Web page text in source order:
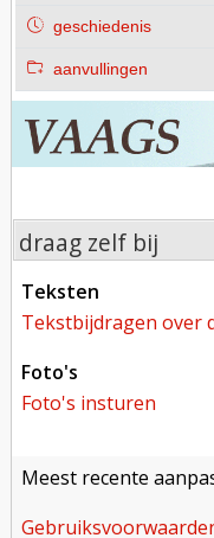
geschiedenis
aanvullingen
draag zelf bij
teksten
tekstbijdragen over
foto's
foto's insturen
meest recente